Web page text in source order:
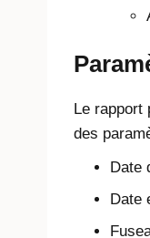
Le rapport
des
Date
Date